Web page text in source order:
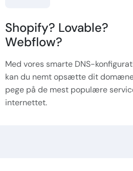
Shopify? Lovable?
Webflow?
Med vores smarte DNS-
kan du nemt opsætte dit
pege på de mest populære
internettet.